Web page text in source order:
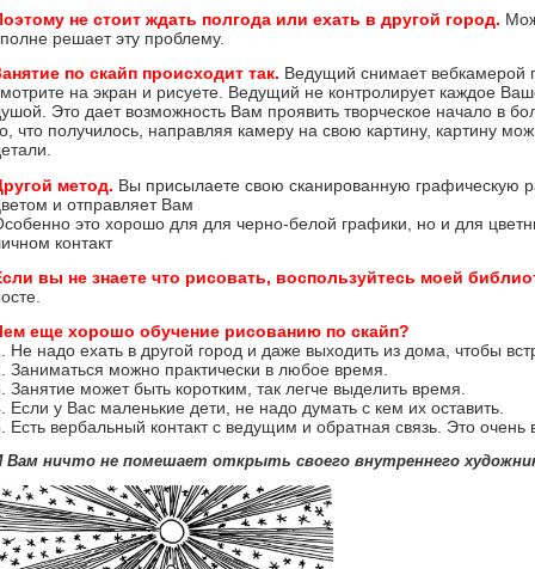
не стоит ждать полгода или ехать в другой город.
решает эту проблему.
по скайп происходит так. Ведущий снимает вебкамерой
на экран и рисуете. Ведущий не контролирует каждое
Это дает возможность Вам проявить творческое начало в
что получилось, направляя камеру на свою картину, картину
метод. Вы присылаете свою сканированную графическую
и отправляет Вам
это хорошо для для черно-белой графики, но и для
контакт
вы не знаете что рисовать, воспользуйтесь моей
еще хорошо обучение рисованию по скайп?
Не надо ехать в другой город и даже выходить из дома, чтобы
Заниматься можно практически в любое время.
Занятие может быть коротким, так легче выделить время.
Если у Вас маленькие дети, не надо думать с кем их оставить.
Есть вербальный контакт с ведущим и обратная связь. Это
Вам ничто не помешает открыть своего внутреннего